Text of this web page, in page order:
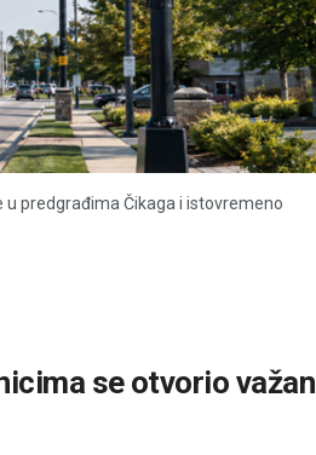
predgrađima Čikaga i istovremeno
se otvorio važan